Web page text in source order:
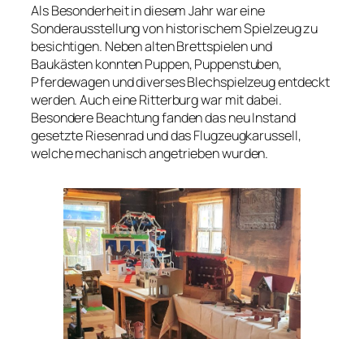
Als Besonderheit in diesem Jahr war eine
Sonderausstellung von historischem Spielzeug zu
besichtigen. Neben alten Brettspielen und
Baukästen konnten Puppen, Puppenstuben,
Pferdewagen und diverses Blechspielzeug entdeckt
werden. Auch eine Ritterburg war mit dabei.
Besondere Beachtung fanden das neu Instand
gesetzte Riesenrad und das Flugzeugkarussell,
welche mechanisch angetrieben wurden.